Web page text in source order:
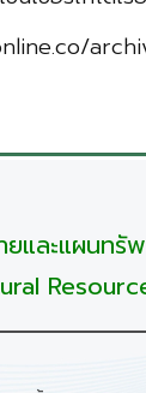
ยและแผนทรั